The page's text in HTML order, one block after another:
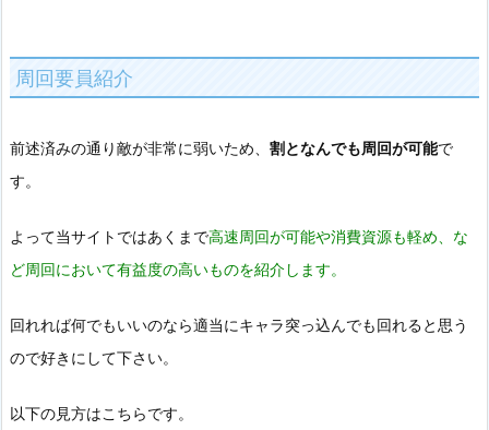
周回要員紹介
前述済みの通り敵が非常に弱いため、 割となんでも周回が可能で
す。
よって当サイトではあくまで高速周回が可能や消費資源も軽め、な
ど周回において有益度の高いものを紹介します。
回れれば何でもいいのなら適当にキャラ突っ込んでも回れると思う
ので好きにして下さい。
以下の見方はこちらです。